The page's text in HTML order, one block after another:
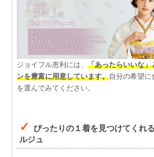
ジョイフル恵利には、 「あったらいいな」
ンを豊富に用意しています。自分の希望に
を選んでみてください。
ぴったりの１着を見つけてくれ
ルジュ